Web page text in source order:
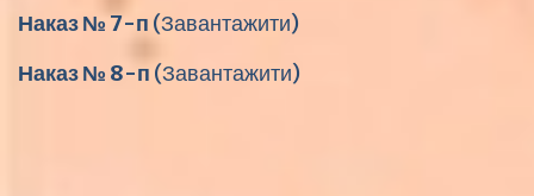
Наказ № 7-п (Завантажити)
Наказ № 8-п (Завантажити)